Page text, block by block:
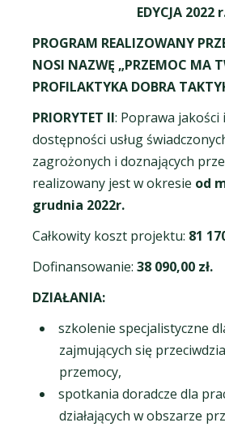
EDYCJA 2022
PROGRAM REALIZOWANY
NOSI NAZWĘ „PRZEMOC MA
PROFILAKTYKA DOBRA
PRIORYTET II: Poprawa jakości
dostępności usług
zagrożonych i doznających
realizowany jest w okresie od
grudnia 2022r.
Całkowity koszt projektu: 81
Dofinansowanie: 38 090,00 zł.
DZIAŁANIA:
szkolenie specjalistyczne
zajmujących się
przemocy,
spotkania doradcze dla
działających w obszarze